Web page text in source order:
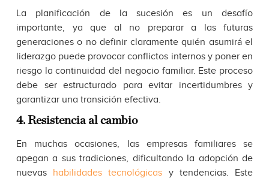
La planificación de la sucesión es un desafío
importante, ya que al no preparar a las futuras
generaciones o no definir claramente quién asumirá el
liderazgo puede provocar conflictos internos y poner en
riesgo la continuidad del negocio familiar. Este proceso
debe ser estructurado para evitar incertidumbres y
garantizar una transición efectiva.
4. Resistencia al cambio
En muchas ocasiones, las empresas familiares se
apegan a sus tradiciones, dificultando la adopción de
nuevas habilidades tecnológicas y tendencias. Este